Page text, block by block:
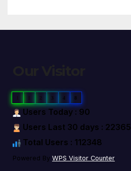
1 1 2 3 4 8
Users Today : 90
Users Last 30 days : 22365
Total Users : 112348
Powered By WPS Visitor Counter